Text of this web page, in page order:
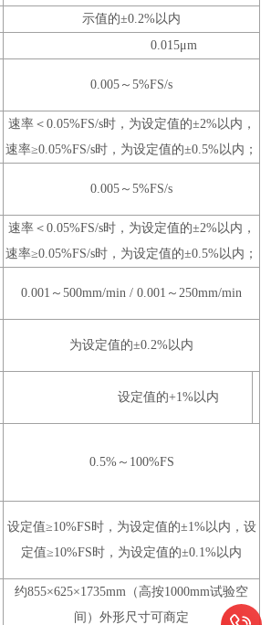
示值的±0.2%以内
0.015μm
0.005～5%FS/s
速率＜0.05%FS/s时，为设定值的±2%以内，
速率≥0.05%FS/s时，为设定值的±0.5%以内；
0.005～5%FS/s
速率＜0.05%FS/s时，为设定值的±2%以内，
速率≥0.05%FS/s时，为设定值的±0.5%以内；
0.001～500mm/min / 0.001～250mm/min
为设定值的±0.2%以内
设定值的+1%以内
0.5%～100%FS
设定值≥10%FS时，为设定值的±1%以内，设
定值≥10%FS时，为设定值的±0.1%以内
约855×625×1735mm（高按1000mm试验空
间）外形尺寸可商定